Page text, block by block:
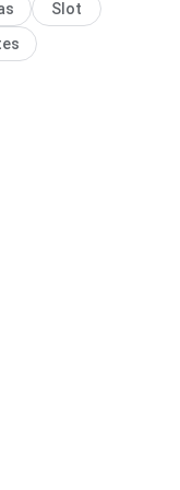
ao usuário.
Slot